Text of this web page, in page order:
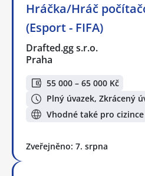
Hráčka/Hráč
(Esport - FIFA)
Drafted.gg s.r.o.
Praha
55 000 – 65 000 Kč
Plný úvazek, Zkrácený
Vhodné také pro cizince
Zveřejněno: 7. srpna